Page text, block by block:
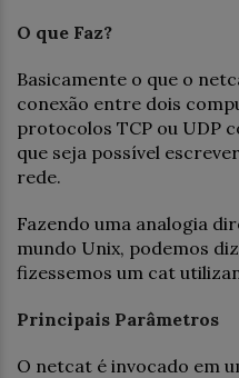
O que Faz?
Basicamente o que o
conexão entre dois
protocolos TCP ou UDP
que seja possível
rede.
Fazendo uma analogia
mundo Unix, podemos
fizessemos um cat
Principais Parâmetros
O netcat é invocado em